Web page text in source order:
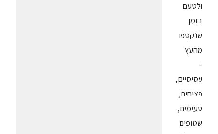
ולטעם
בזמן
שנקטפו
מהעץ
–
עסיסיים,
פציחים,
טעימים,
שטופים